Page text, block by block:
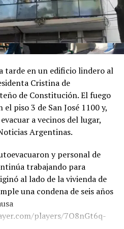
de Milei con el Rey de
Karina Milei y Quirno. "Su
lo saludó el mandatario
que difundió Presidencia.
y toma de posesión del
de la Argentina, partía el
de Cali con destino a
tarde en un edificio lindero al
Cristina de
de Constitución. El fuego
piso 3 de San José 1100 y,
a vecinos del lugar,
Argentinas.
y personal de
trabajando para
al lado de la vivienda de
una condena de seis años
players/7O8nGt6q-